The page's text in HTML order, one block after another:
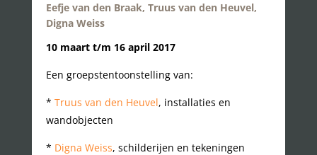
Eefje van den Braak, Truus van den Heuvel,
Digna Weiss
10 maart t/m 16 april 2017
Een groepstentoonstelling van:
* Truus van den Heuvel, installaties en
wandobjecten
* Digna Weiss, schilderijen en tekeningen